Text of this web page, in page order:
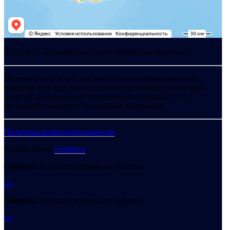
Хелпсант - инженерные сети и сантехника под ключ
Интернет-сайт носит исключительно информационный
характер и ни при каких условиях не является публичной
офертой, определяемой положениями Статьи 437 (2)
Гражданского кодекса Российской Федерации.
Политика конфиденциальности
Разработано в exsited.ru
Ошибка: Контактная форма не найдена.
GO
Ошибка: Контактная форма не найдена.
GO